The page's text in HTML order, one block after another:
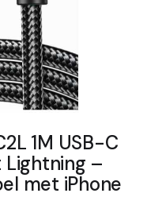
1M USB-C
–
met iPhone